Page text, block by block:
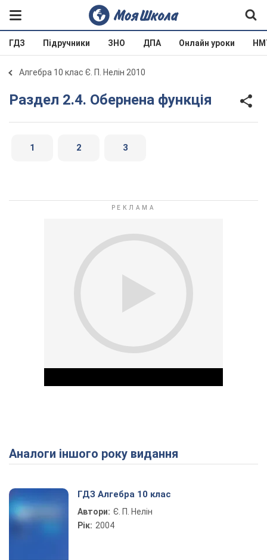
ГДЗ Підручники ЗНО ДПА Онлайн уроки
Алгебра 10 клас Є. П. Нелін 2010
Раздел 2.4. Обернена функція
1 2 3
Play Video
Аналоги іншого року видання
ГДЗ Алгебра 10 клас
Автори: Є. П. Нелін
Рік: 2004